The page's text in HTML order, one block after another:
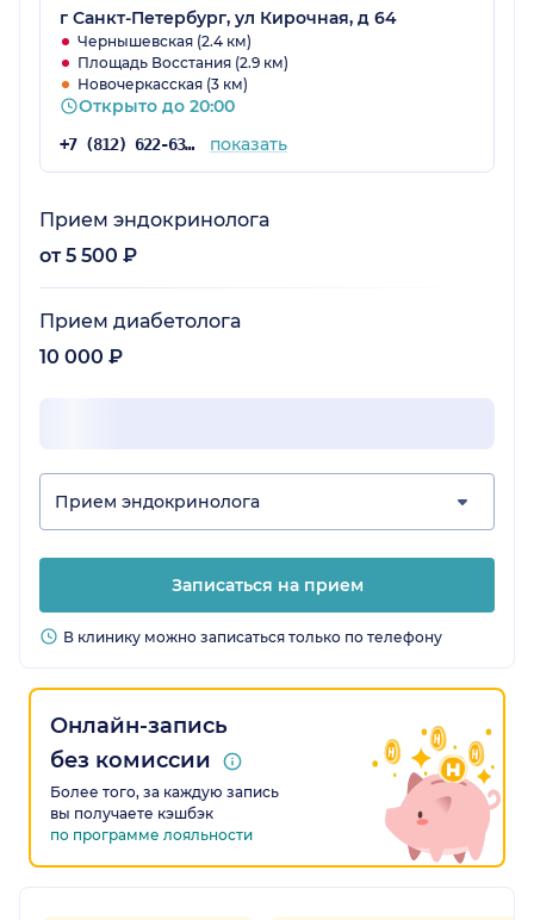
г Санкт-Петербург, ул Кирочная, д 64
Чернышевская (2.4 км)
Площадь Восстания (2.9 км)
Новочеркасская (3 км)
Открыто до 20:00
+7 (812) 622-63-41 показать
Прием эндокринолога
от 5 500 ₽
Прием диабетолога
10 000 ₽
Прием эндокринолога
Записаться на прием
В клинику можно записаться только по телефону
Онлайн-запись
без комиссии
Более того, за каждую запись
вы получаете кэшбэк
по программе лояльности